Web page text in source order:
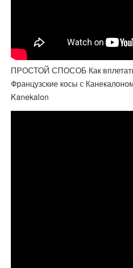
ПРОСТОЙ СПОСОБ Как
Французские косы с
Kanekalon